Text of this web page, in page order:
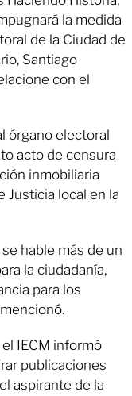
la medida
de la Ciudad de
Santiago
con el
órgano electoral
acto de censura
inmobiliaria
Justicia local en la
hable más de un
la ciudadanía,
para los
IECM informó
publicaciones
aspirante de la